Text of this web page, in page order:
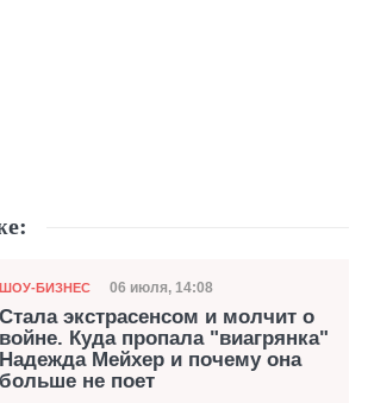
Категория
ШОУ-БИЗНЕС Дата публикации
06 июля, 14:08
Стала экстрасенсом и молчит о
войне. Куда пропала "виагрянка"
Надежда Мейхер и почему она
больше не поет